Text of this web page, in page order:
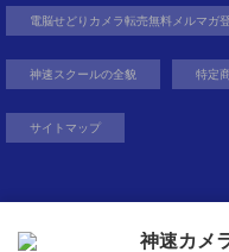
電脳せどりカメラ転売無料メルマガ
神速スクールの全貌 特定
サイトマップ
無在庫から億